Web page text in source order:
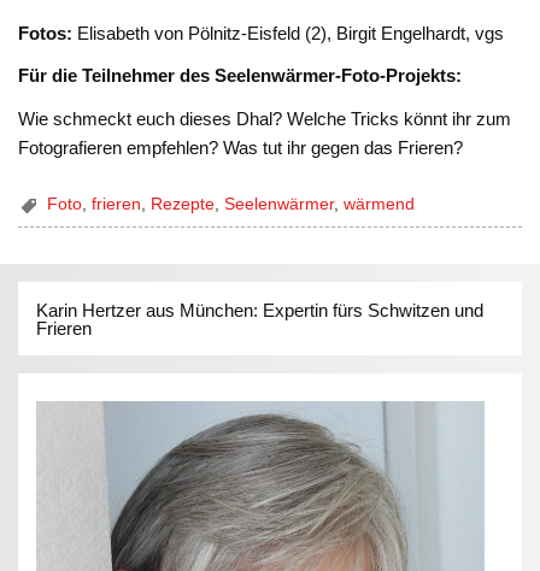
Fotos: Elisabeth von Pölnitz-Eisfeld (2), Birgit Engelhardt, vgs
Für die Teilnehmer des Seelenwärmer-Foto-Projekts:
Wie schmeckt euch dieses Dhal? Welche Tricks könnt ihr zum
Fotografieren empfehlen? Was tut ihr gegen das Frieren?
Foto ,frieren Rezepte ,Seelenwärmer,wärmend
Karin Hertzer aus München: Expertin fürs Schwitzen und
Frieren